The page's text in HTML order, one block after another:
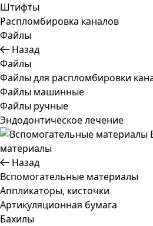
Штифты
Распломбировка каналов
Файлы
Назад
Файлы
Файлы для распломбировки
Файлы машинные
Файлы ручные
Эндодонтическое лечение
материалы
Назад
Вспомогательные материалы
Аппликаторы, кисточки
Артикуляционная бумага
Бахилы